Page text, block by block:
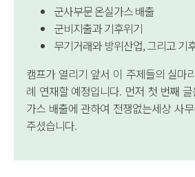
군사부문 온실가스 배출
군비지출과 기후위기
무기거래와 방위산업, 그리고 기
캠프가 열리기 앞서 이 주제들의 실마
례 연재할 예정입니다. 먼저 첫 번째
가스 배출에 관하여 전쟁없는세상 사
주셨습니다.